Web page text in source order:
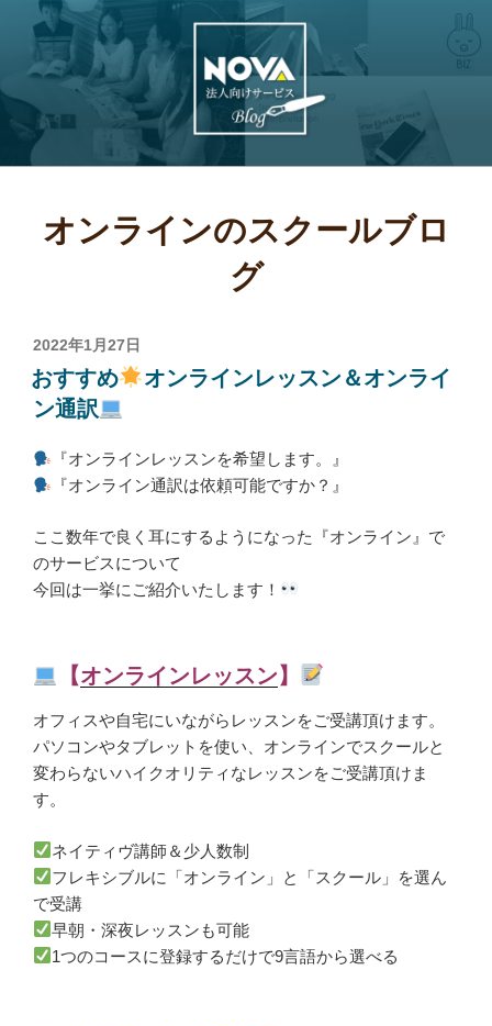
ン
ツ
ス
NOVA法人企業向け
英会話などの語学研修・講師派遣・通
オンラインのスクールブロ
グ
投
稿
日:
2022年1月27日
おすすめ
オンラインレッスン＆オンライ
ン通訳
『オンラインレッスンを希望します。』
『オンライン通訳は依頼可能ですか？』
ここ数年で良く耳にするようになった『オンライン』で
のサービスについて
今回は一挙にご紹介いたします！
【オンラインレッスン】
オフィスや自宅にいながらレッスンをご受講頂けます。
パソコンやタブレットを使い、オンラインでスクールと
変わらないハイクオリティなレッスンをご受講頂けま
す。
ネイティヴ講師＆少人数制
フレキシブルに「オンライン」と「スクール」を選ん
で受講
早朝・深夜レッスンも可能
1つのコースに登録するだけで9言語から選べる